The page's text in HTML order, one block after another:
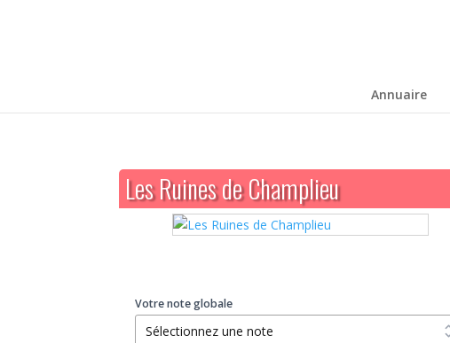
Annuaire
Les Ruines de Champlieu
Votre note globale